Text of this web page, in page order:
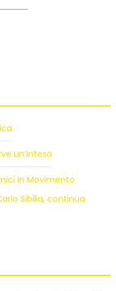
un’intesa
in Movimento
Sibilia, continua